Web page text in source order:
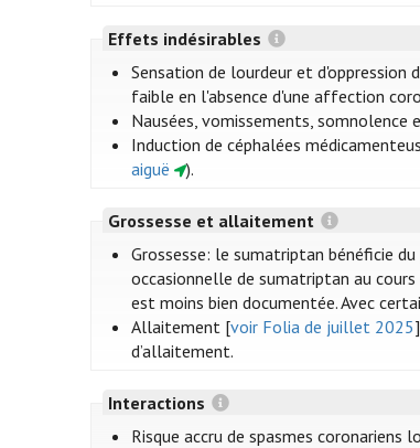
Effets indésirables
Sensation de lourdeur et d'oppression
faible en l'absence d'une affection
Nausées, vomissements, somnolence
Induction de céphalées
aiguë
).
Grossesse et allaitement
Grossesse: le sumatriptan bénéficie
occasionnelle de sumatriptan au
est moins bien documentée. Avec
Allaitement [voir Folia de juillet 2025
d’allaitement.
Interactions
Risque accru de spasmes